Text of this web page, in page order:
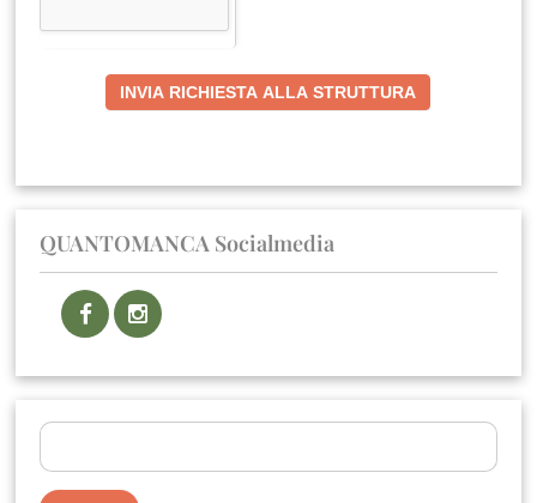
INVIA RICHIESTA ALLA STRUTTURA
QUANTOMANCA Socialmedia
Ricerca
per: